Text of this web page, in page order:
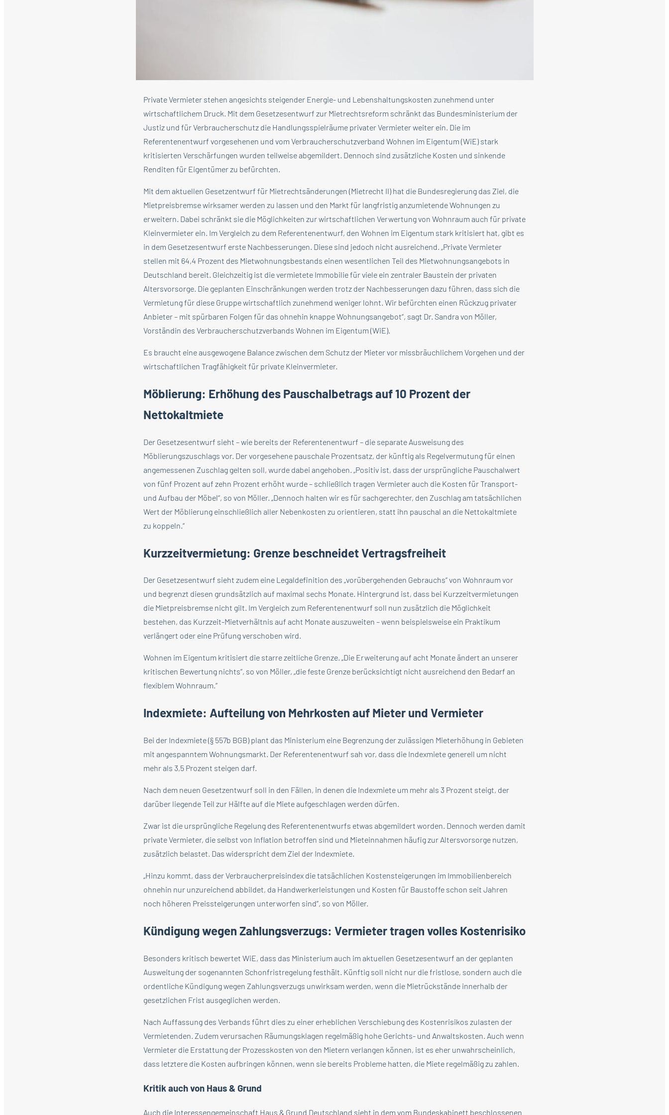
Private Vermieter stehen angesichts steigender Energie- und Lebenshaltungskosten zunehmend unter
wirtschaftlichem Druck. Mit dem Gesetzesentwurf zur Mietrechtsreform schränkt das Bundesministerium der
Justiz und für Verbraucherschutz die Handlungsspielräume privater Vermieter weiter ein. Die im
Referentenentwurf vorgesehenen und vom Verbraucherschutzverband Wohnen im Eigentum (WiE) stark
kritisierten Verschärfungen wurden teilweise abgemildert. Dennoch sind zusätzliche Kosten und sinkende
Renditen für Eigentümer zu befürchten.
Mit dem aktuellen Gesetzentwurf für Mietrechtsänderungen (Mietrecht II) hat die Bundesregierung das Ziel, die
Mietpreisbremse wirksamer werden zu lassen und den Markt für langfristig anzumietende Wohnungen zu
erweitern. Dabei schränkt sie die Möglichkeiten zur wirtschaftlichen Verwertung von Wohnraum auch für private
Kleinvermieter ein. Im Vergleich zu dem Referentenentwurf, den Wohnen im Eigentum stark kritisiert hat, gibt es
in dem Gesetzesentwurf erste Nachbesserungen. Diese sind jedoch nicht ausreichend. „Private Vermieter
stellen mit 64,4 Prozent des Mietwohnungsbestands einen wesentlichen Teil des Mietwohnungsangebots in
Deutschland bereit. Gleichzeitig ist die vermietete Immobilie für viele ein zentraler Baustein der privaten
Altersvorsorge. Die geplanten Einschränkungen werden trotz der Nachbesserungen dazu führen, dass sich die
Vermietung für diese Gruppe wirtschaftlich zunehmend weniger lohnt. Wir befürchten einen Rückzug privater
Anbieter – mit spürbaren Folgen für das ohnehin knappe Wohnungsangebot“, sagt Dr. Sandra von Möller,
Vorständin des Verbraucherschutzverbands Wohnen im Eigentum (WiE).
Es braucht eine ausgewogene Balance zwischen dem Schutz der Mieter vor missbräuchlichem Vorgehen und der
wirtschaftlichen Tragfähigkeit für private Kleinvermieter.
Möblierung: Erhöhung des Pauschalbetrags auf 10 Prozent der
Nettokaltmiete
Der Gesetzesentwurf sieht – wie bereits der Referentenentwurf – die separate Ausweisung des
Möblierungszuschlags vor. Der vorgesehene pauschale Prozentsatz, der künftig als Regelvermutung für einen
angemessenen Zuschlag gelten soll, wurde dabei angehoben. „Positiv ist, dass der ursprüngliche Pauschalwert
von fünf Prozent auf zehn Prozent erhöht wurde – schließlich tragen Vermieter auch die Kosten für Transport-
und Aufbau der Möbel“, so von Möller. „Dennoch halten wir es für sachgerechter, den Zuschlag am tatsächlichen
Wert der Möblierung einschließlich aller Nebenkosten zu orientieren, statt ihn pauschal an die Nettokaltmiete
zu koppeln.“
Kurzzeitvermietung: Grenze beschneidet Vertragsfreiheit
Der Gesetzesentwurf sieht zudem eine Legaldefinition des „vorübergehenden Gebrauchs“ von Wohnraum vor
und begrenzt diesen grundsätzlich auf maximal sechs Monate. Hintergrund ist, dass bei Kurzzeitvermietungen
die Mietpreisbremse nicht gilt. Im Vergleich zum Referentenentwurf soll nun zusätzlich die Möglichkeit
bestehen, das Kurzzeit-Mietverhältnis auf acht Monate auszuweiten – wenn beispielsweise ein Praktikum
verlängert oder eine Prüfung verschoben wird.
Wohnen im Eigentum kritisiert die starre zeitliche Grenze. „Die Erweiterung auf acht Monate ändert an unserer
kritischen Bewertung nichts“, so von Möller, „die feste Grenze berücksichtigt nicht ausreichend den Bedarf an
flexiblem Wohnraum.“
Indexmiete: Aufteilung von Mehrkosten auf Mieter und Vermieter
Bei der Indexmiete (§ 557b BGB) plant das Ministerium eine Begrenzung der zulässigen Mieterhöhung in Gebieten
mit angespanntem Wohnungsmarkt. Der Referentenentwurf sah vor, dass die Indexmiete generell um nicht
mehr als 3,5 Prozent steigen darf.
Nach dem neuen Gesetzentwurf soll in den Fällen, in denen die Indexmiete um mehr als 3 Prozent steigt, der
darüber liegende Teil zur Hälfte auf die Miete aufgeschlagen werden dürfen.
Zwar ist die ursprüngliche Regelung des Referentenentwurfs etwas abgemildert worden. Dennoch werden damit
private Vermieter, die selbst von Inflation betroffen sind und Mieteinnahmen häufig zur Altersvorsorge nutzen,
zusätzlich belastet. Das widerspricht dem Ziel der Indexmiete.
„Hinzu kommt, dass der Verbraucherpreisindex die tatsächlichen Kostensteigerungen im Immobilienbereich
ohnehin nur unzureichend abbildet, da Handwerkerleistungen und Kosten für Baustoffe schon seit Jahren
noch höheren Preissteigerungen unterworfen sind“, so von Möller.
Kündigung wegen Zahlungsverzugs: Vermieter tragen volles Kostenrisiko
Besonders kritisch bewertet WiE, dass das Ministerium auch im aktuellen Gesetzesentwurf an der geplanten
Ausweitung der sogenannten Schonfristregelung festhält. Künftig soll nicht nur die fristlose, sondern auch die
ordentliche Kündigung wegen Zahlungsverzugs unwirksam werden, wenn die Mietrückstände innerhalb der
gesetzlichen Frist ausgeglichen werden.
Nach Auffassung des Verbands führt dies zu einer erheblichen Verschiebung des Kostenrisikos zulasten der
Vermietenden. Zudem verursachen Räumungsklagen regelmäßig hohe Gerichts- und Anwaltskosten. Auch wenn
Vermieter die Erstattung der Prozesskosten von den Mietern verlangen können, ist es eher unwahrscheinlich,
dass letztere die Kosten aufbringen können, wenn sie bereits Probleme hatten, die Miete regelmäßig zu zahlen.
Kritik auch von Haus & Grund
Auch die Interessengemeinschaft Haus & Grund Deutschland sieht in dem vom Bundeskabinett beschlossenen